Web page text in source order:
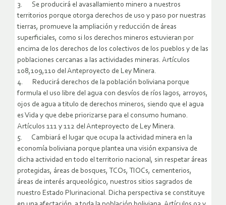
3. Se producirá el avasallamiento minero a nuestros
territorios porque otorga derechos de uso y paso por nuestras
tierras, promueve la ampliación y reducción de áreas
superficiales, como si los derechos mineros estuvieran por
encima de los derechos de los colectivos de los pueblos y de las
poblaciones cercanas a las actividades mineras. Artículos
108,109,110 del Anteproyecto de Ley Minera.
4. Reducirá derechos de la población boliviana porque
formula el uso libre del agua con desvíos de ríos lagos, arroyos,
ojos de agua a titulo de derechos mineros, siendo que el agua
es Vida y que debe priorizarse para el consumo humano.
Artículos 111 y 112 del Anteproyecto de Ley Minera.
5. Cambiará el lugar que ocupa la actividad minera en la
economía boliviana porque plantea una visión expansiva de
dicha actividad en todo el territorio nacional, sin respetar áreas
protegidas, áreas de bosques, TCOs, TIOCs, cementerios,
áreas de interés arqueológico, nuestros sitios sagrados de
nuestro Estado Plurinacional. Dicha perspectiva se constituye